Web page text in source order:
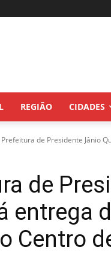
REGIÃO CIDADES
Prefeitura de Presidente Jânio
de
entrega
Centro